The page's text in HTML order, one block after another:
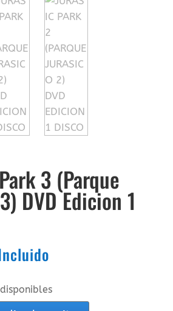
3 (Parque
DVD Edicion 1